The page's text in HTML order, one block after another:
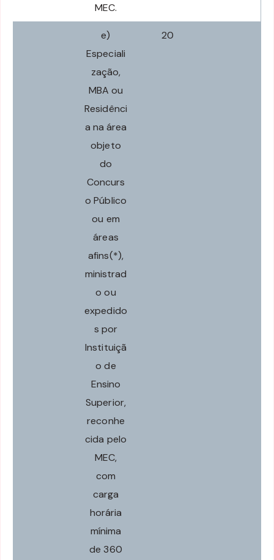
MEC.
e)
Especiali
zação,
MBA ou
Residênci
a na área
objeto
do
Concurs
o Público
ou em
áreas
afins(*),
ministrad
o ou
expedido
s por
Instituiçã
o de
Ensino
Superior,
reconhe
cida pelo
MEC,
com
carga
horária
mínima
de 360
20